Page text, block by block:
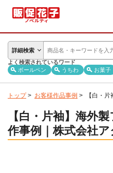
詳細検索
よく検索されているワード
ボールペン
うちわ お菓子
トップ> お客様作品事例 > 【白・
【白・片袖】海外
作事例｜株式会社